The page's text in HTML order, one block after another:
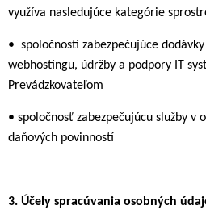
využíva nasledujúce kategórie
• spoločnosti zabezpečujúce
webhostingu, údržby a podpory IT
Prevádzkovateľom
• spoločnosť zabezpečujúcu služby v
daňových povinností
3. Účely spracúvania osobných